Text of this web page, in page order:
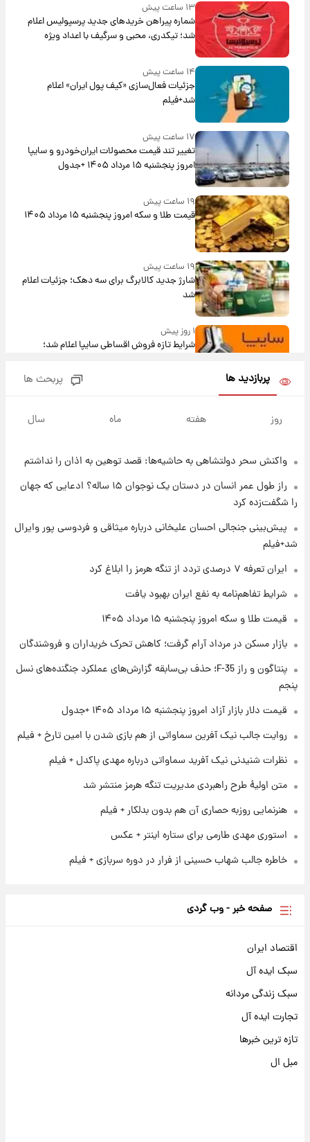
۱۳ ساعت پیش
شماره پیراهن خریدهای جدید پرسپولیس اعلام
شد؛ تیکدری، محبی و سرگیف با اعداد ویژه
۱۴ ساعت پیش
جزئیات فعال‌سازی «کیف پول ایران» اعلام
شد+فیلم
۱۷ ساعت پیش
تغییر تند قیمت محصولات ایران‌خودرو و سایپا
امروز پنجشنبه ۱۵ مرداد ۱۴۰۵ +جدول
۱۹ ساعت پیش
قیمت طلا و سکه امروز پنجشنبه ۱۵ مرداد ۱۴۰۵
۱۹ ساعت پیش
شارژ جدید کالابرگ برای سه دهک؛ جزئیات اعلام
شد
۱ روز پیش
شرایط تازه فروش اقساطی سایپا اعلام شد؛
قیمت سکه و طلا فردا
۱ روز پیش
۱ روز پیش
ارزش سهام عدالت برای امروز چهارشنبه ۱۴ مرداد
۱ روز پیش
آغاز طرح جدید فروش مشارکت در تولید سایپا؛
سود مشارکت چند درصد است؟
پربازدید ها پربحث ها
روز هفته ماه سال
واکنش سحر دولتشاهی به حاشیه‌ها: قصد توهین به اذان را نداشتم
راز طول عمر انسان در دستان یک نوجوان ۱۵ ساله؟ ادعایی که جهان
را شگفت‌زده کرد
پیش‌بینی جنجالی احسان علیخانی درباره میثاقی و فردوسی پور وایرال
شد+فیلم
ایران تعرفه ۷ درصدی تردد از تنگه هرمز را ابلاغ کرد
شرایط تفاهم‌نامه به نفع ایران بهبود یافت
قیمت طلا و سکه امروز پنجشنبه ۱۵ مرداد ۱۴۰۵
بازار مسکن در مرداد آرام گرفت؛ کاهش تحرک خریداران و فروشندگان
پنتاگون و راز F-35؛ حذف بی‌سابقه گزارش‌های عملکرد جنگنده‌های نسل
پنجم
قیمت دلار بازار آزاد امروز پنجشنبه ۱۵ مرداد ۱۴۰۵ +جدول
روایت جالب نیک آفرین سماواتی از هم بازی شدن با امین تارخ + فیلم
نظرات شنیدنی نیک آفرید سماواتی درباره مهدی پاکدل + فیلم
متن اولیۀ طرح راهبردی مدیریت تنگه هرمز منتشر شد
هنرنمایی روزبه حصاری آن هم بدون بدلکار + فیلم
استوری مهدی طارمی برای ستاره اینتر + عکس
خاطره جالب شهاب حسینی از فرار در دوره سربازی + فیلم
صفحه خبر - وب گردی
اقتصاد ایران
سبک ایده آل
سبک زندگی مردانه
تجارت ایده آل
تازه ترین خبرها
مبل ال